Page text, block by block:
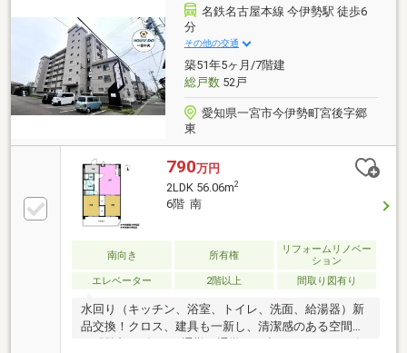
全室クリーニング）〇角部屋で、陽当たり・眺望・通
風良好！〇南向きのワイドバルコニー♪〇ペット飼育
可能◎〇LDKは広々約21.8帖！全室収納完備！〇オー
トロックでセキュリティも安心◎〇JR東海道本線「木
曽川」駅まで徒歩約8分！
名鉄名古屋本線 今伊勢駅 徒歩6
分
その他の交通
築51年5ヶ月/7階建
総戸数52戸
愛知県一宮市今伊勢町宮後字郷
東
790万円
2LDK 56.06m2
6階 南
南向き 所有権
リフォームリノベー
ション
エレベーター
2階以上 間取り図有り
水回り（キッチン、浴室、トイレ、洗面、給湯器）新
品交換！クロス、建具も一新し、清潔感のある空間で